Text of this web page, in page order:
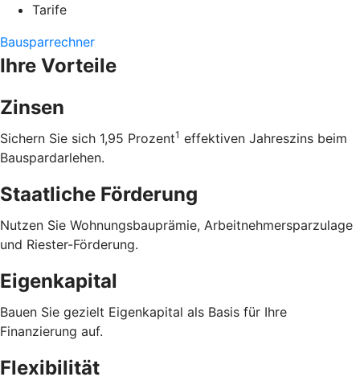
Tarife
Bausparrechner
Ihre Vorteile
Zinsen
Sichern Sie sich 1,95 Prozent1 effektiven Jahreszins beim
Bauspardarlehen.
Staatliche Förderung
Nutzen Sie Wohnungsbauprämie, Arbeitnehmersparzulage
und Riester-Förderung.
Eigenkapital
Bauen Sie gezielt Eigenkapital als Basis für Ihre
Finanzierung auf.
Flexibilität